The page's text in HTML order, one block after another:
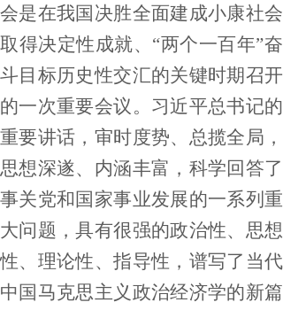
会是在我国决胜全面建成小康社会
取得决定性成就、 “两个一百年”奋
斗目标历史性交汇的关键时期召开
的一次重要会议。习近平总书记的
重要讲话，审时度势、总揽全局，
思想深遂、内涵丰富，科学回答了
事关党和国家事业发展的一系列重
大问题，具有很强的政治性、思想
性、理论性、指导性，谱写了当代
中国马克思主义政治经济学的新篇